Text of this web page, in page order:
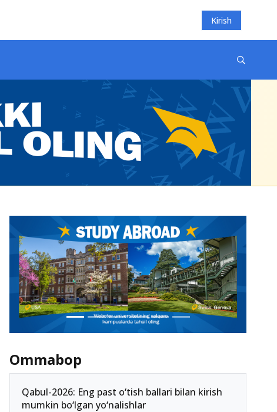
Kirish
Ommabop
Qabul-2026: Eng past o‘tish ballari bilan kirish
mumkin bo‘lgan yo‘nalishlar